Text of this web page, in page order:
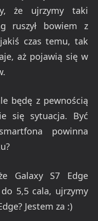
że ujrzymy taki
ruszył bowiem z
czas temu, tak
aż pojawią się w
będę z pewnością
się sytuacja. Być
powinna
Galaxy S7 Edge
5,5 cala, ujrzymy
Jestem za :)